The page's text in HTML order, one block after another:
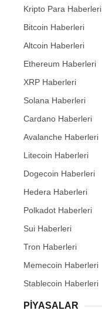
Kripto Para Haberleri
Bitcoin Haberleri
Altcoin Haberleri
Ethereum Haberleri
XRP Haberleri
Solana Haberleri
Cardano Haberleri
Avalanche Haberleri
Litecoin Haberleri
Dogecoin Haberleri
Hedera Haberleri
Polkadot Haberleri
Sui Haberleri
Tron Haberleri
Memecoin Haberleri
Stablecoin Haberleri
PIYASALAR